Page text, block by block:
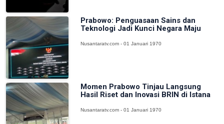
Prabowo: Penguasaan Sains dan
Teknologi Jadi Kunci Negara Maju
Nusantaratv.com - 01 Januari 1970
Momen Prabowo Tinjau Langsung
Hasil Riset dan Inovasi BRIN di Istana
Nusantaratv.com - 01 Januari 1970